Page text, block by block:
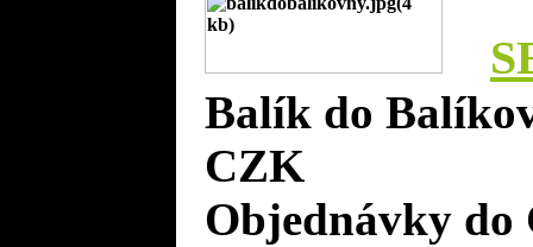
Balík do
CZK
Objednávky do